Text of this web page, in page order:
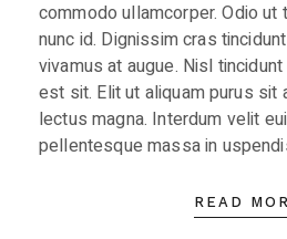
commodo ullamcorper. Odio ut
nunc id. Dignissim cras
vivamus at augue. Nisl
est sit. Elit ut aliquam purus sit
lectus magna. Interdum velit
pellentesque massa in
READ